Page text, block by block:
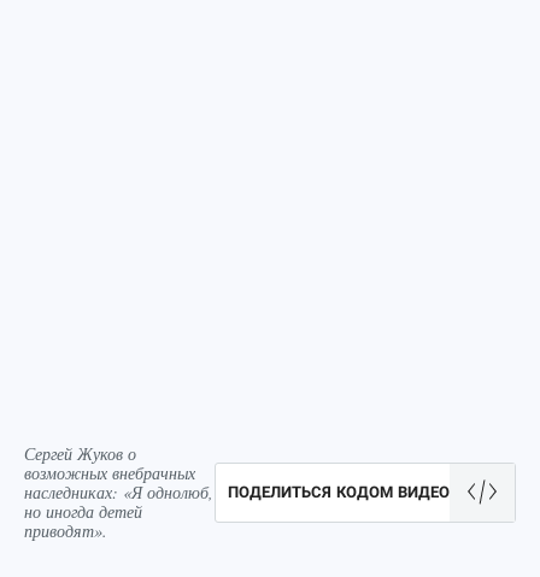
Сергей Жуков о
возможных внебрачных
наследниках: «Я однолюб,
но иногда детей
приводят».
ПОДЕЛИТЬСЯ КОДОМ ВИДЕО